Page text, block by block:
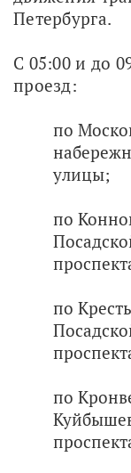
Петербурга.
С 05:00 и до
проезд:
по
улицы;
по
по
по